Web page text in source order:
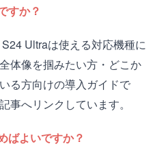
すか？
Ultraは使える対応機種に
体像を掴みたい方・どこか
る方向けの導入ガイドで
事へリンクしています。
ばよいですか？